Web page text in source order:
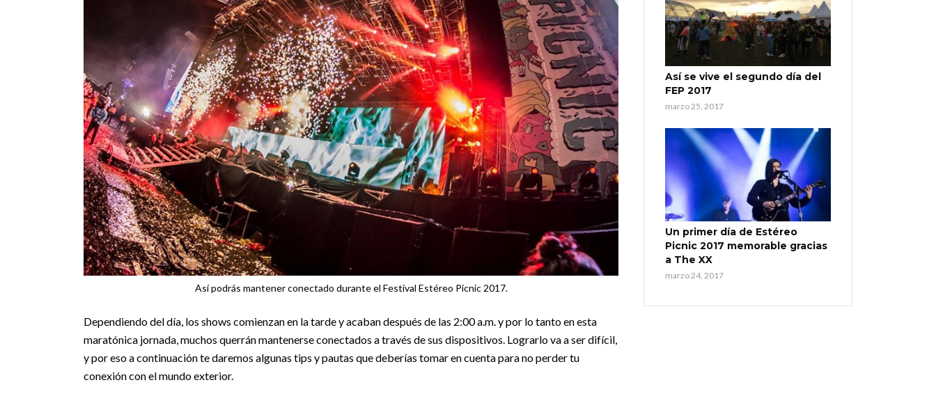
Así podrás mantener conectado durante el Festival Estéreo Picnic 2017.
Dependiendo del día, los shows comienzan en la tarde y acaban después de las 2:00 a.m. y por lo tanto en esta
maratónica jornada, muchos querrán mantenerse conectados a través de sus dispositivos. Lograrlo va a ser difícil,
y por eso a continuación te daremos algunas tips y pautas que deberías tomar en cuenta para no perder tu
conexión con el mundo exterior.
Así se vive el segundo día del
FEP 2017
marzo 25, 2017
Un primer día de Estéreo
Picnic 2017 memorable gracias
a The XX
marzo 24, 2017